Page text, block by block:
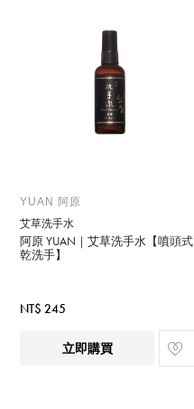
YUAN 阿原
艾草洗手水
阿原 YUAN｜艾草洗手水【噴頭式
乾洗手】
NT$ 245
立即購買